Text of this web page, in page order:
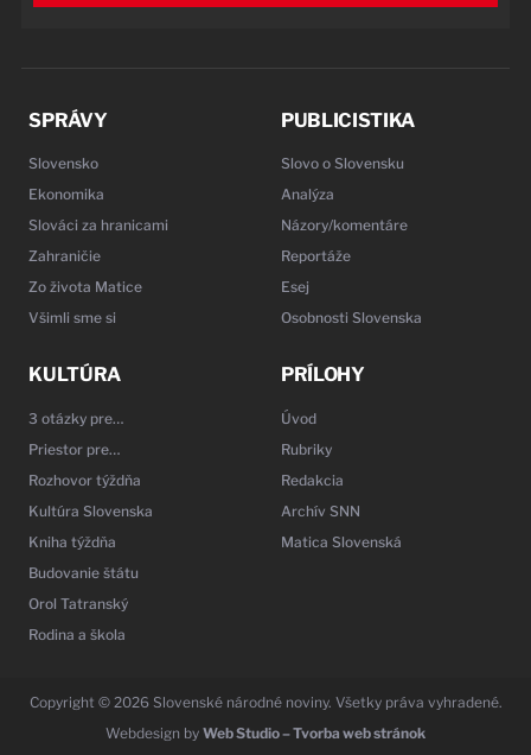
SPRÁVY
Slovensko
Ekonomika
Slováci za hranicami
Zahraničie
Zo života Matice
Všimli sme si
PUBLICISTIKA
Slovo o Slovensku
Analýza
Názory/komentáre
Reportáže
Esej
Osobnosti Slovenska
KULTÚRA
3 otázky pre…
Priestor pre…
Rozhovor týždňa
Kultúra Slovenska
Kniha týždňa
Budovanie štátu
Orol Tatranský
Rodina a škola
PRÍLOHY
Úvod
Rubriky
Redakcia
Archív SNN
Matica Slovenská
Copyright © 2026 Slovenské národné noviny. Všetky práva vyhradené.
Webdesign by Web Studio – Tvorba web stránok